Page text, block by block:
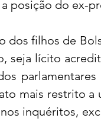
dos filhos de
seja lícito
parlamentares
mais restrito a
inquéritos,